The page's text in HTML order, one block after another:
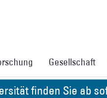
Gesellschaft
finden Sie ab